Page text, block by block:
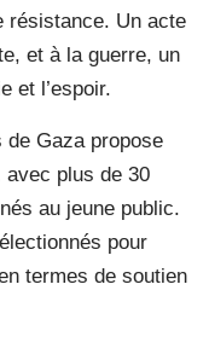
résistance. Un acte
et à la guerre, un
et l’espoir.
de Gaza propose
avec plus de 30
au jeune public.
pour
termes de soutien